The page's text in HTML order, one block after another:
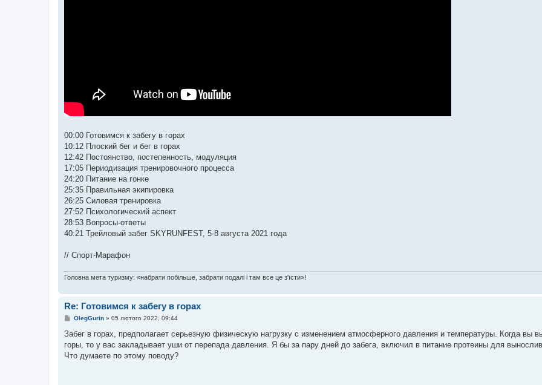
00:00 Готовимся к забегу в горах
10:12 Плоский бег и бег в горах
12:42 Постоянство, постепенность, модуляция
17:05 Периодизация тренировочного процесса
24:20 Питание на гонке
25:35 Правильная экипировка
26:25 Силовая тренировка
27:52 Психологический аспект
28:53 Вопросы-ответы
40:21 Трейловый забег SKYRUNFEST, 5-8 августа 2021 года
// Спорт-Марафон
Головна мета туризму: «набрати побільше, забрати подалі і там все це з'їсти»!
Re: Готовимся к забегу в горах
П
в
д
о
OlegGurin» 05 лютого 2022, 09:44
Забег в горах, предполагает серьезную физическую нагрузку с изменением атмосферного давления и температуры. Когда вы
горы, то у вас закладывает уши от перепада давления. Я бы за пару дней до забега, включил в питание протеины для
Что думаете по этому поводу?